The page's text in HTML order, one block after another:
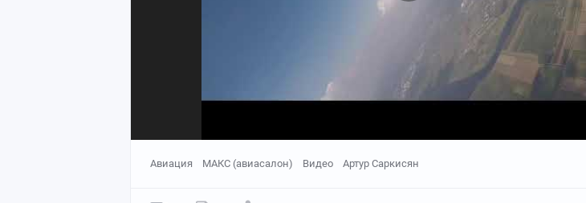
Авиация МАКС (авиасалон) Видео Артур Саркисян